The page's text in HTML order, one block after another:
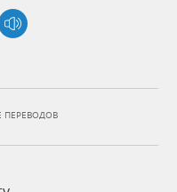
ПЕРЕВОДОВ